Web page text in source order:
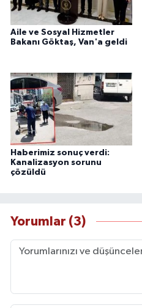
Aile ve Sosyal Hizmetler
Bakanı Göktaş, Van'a geldi
Haberimiz sonuç verdi:
Kanalizasyon sorunu
çözüldü
Yorumlar (3)